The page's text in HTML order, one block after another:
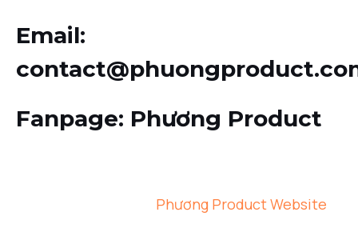
Email:
Fanpage: Phương Product
Phương Product Website